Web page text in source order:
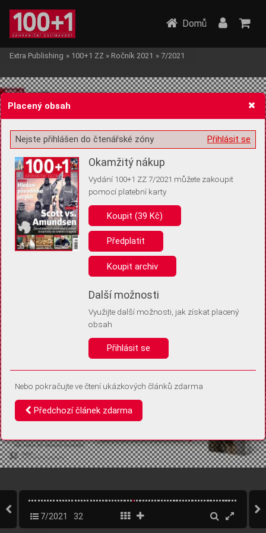
Žádost o souhlas s ukládáním volitelných informací
Pro základní fungování webu nepotřebujeme ukládat žádné informace
(tzv. cookies apod.). Rádi bychom vás ale požádali o souhlas s
uložením volitelných informací:
Anonymní unikátní ID
Díky němu příště poznáme, že se jedná o stejné zařízení, a
Identifikátor je zcela anonymní.
Vaše souhlasy a odmítnutí si ukládáme do vašeho zařízení, abychom se
vás už příště znovu neptali. Můžete je kdykoli později upravit ve Správě
Domů
Extra Publishing » 100+1 ZZ » Ročník 2021 » 7/2021
7/2021 32
Placený obsah
Přihlásit se
Nejste přihlášen do čtenářské zóny
Okamžitý nákup
Vydání 100+1 ZZ 7/2021 můžete zakoupit
pomocí platební karty
Koupit (39 Kč)
Předplatit
Koupit archiv
Další možnosti
Využijte další možnosti, jak získat placený
obsah
Přihlásit se
Nebo pokračujte ve čtení ukázkových článků zdarma
Předchozí článek zdarma